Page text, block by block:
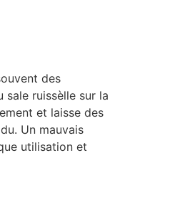
des
ruissèlle sur la
et laisse des
Un mauvais
utilisation et